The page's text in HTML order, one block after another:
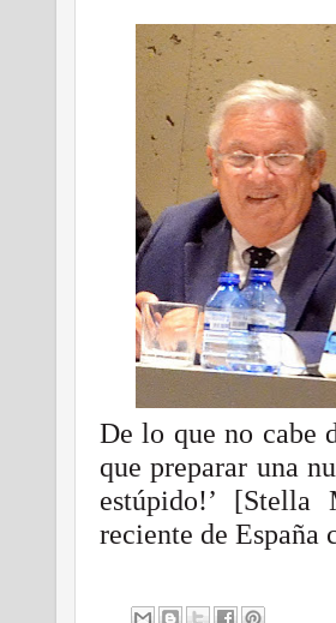
De lo que no cabe
que preparar una
estúpido!’
reciente de España